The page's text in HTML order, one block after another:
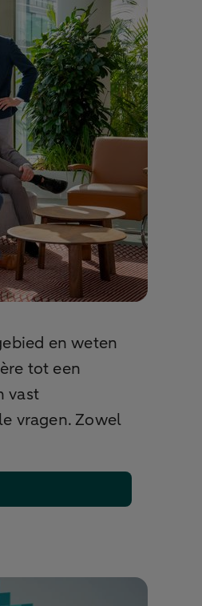
en weten
tot een
vast
vragen. Zowel